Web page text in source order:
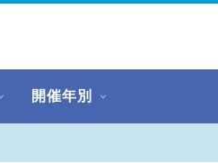
開催年別